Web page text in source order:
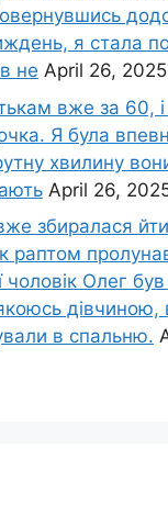
я стала
не April 26, 2025
вже за 60, і
Я була
хвилину
April 26,
збиралася
раптом
чоловік Олег
дівчиною,
в спальню.